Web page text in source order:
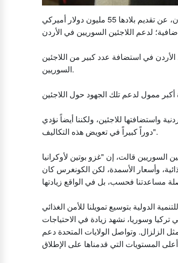
جوردن ديلي - أعلنت نائبة مديرة الوكالة الأميركية للتنمية الدولية، إيزوبيل كولمان، عن تقديم بلادها 55 مليون دولار أميركي
في استضافة عدد كبير من اللاجئين
السوريين.
واستضافتها للاجئين، ولكننا أيضاً نؤدي
دوراً كبيراً في تعويض هذه التكاليف".
قالت، إن "غزو بوتين لأوكرانيا
وأسعار الأسمدة، لكن الكونغرس كان
الدولية بتوسيع تمويلنا للأمن الغذائي
تركيا وسوريا، نشهد زيادة في الاحتياجات
الزلزال. وتواصل الولايات المتحدة دعم